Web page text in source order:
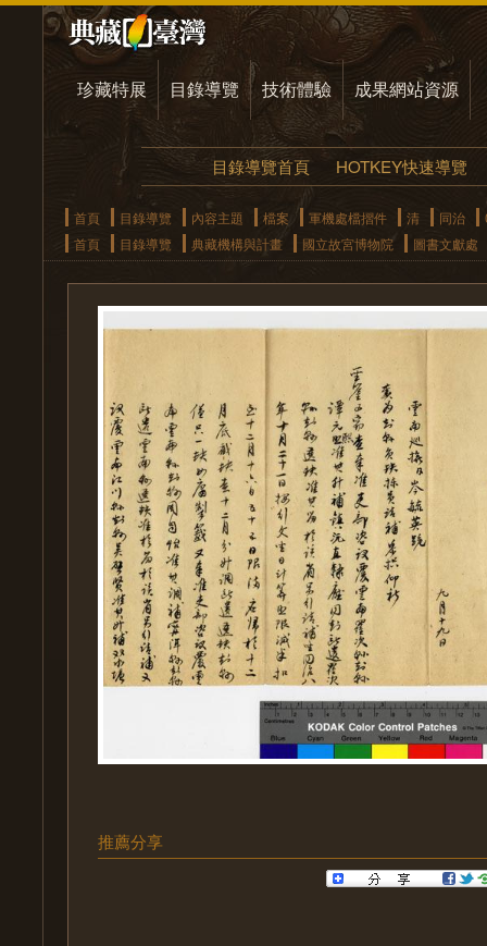
珍藏特展 目錄導覽 技術體驗 成果網站資源
目錄導覽首頁 HOTKEY快速導覽
首頁 目錄導覽 內容主題 檔案 軍機處檔摺件 清 同治
首頁
目錄導覽 典藏機構與計畫 國立故宮博物院 圖書文獻處
推薦分享